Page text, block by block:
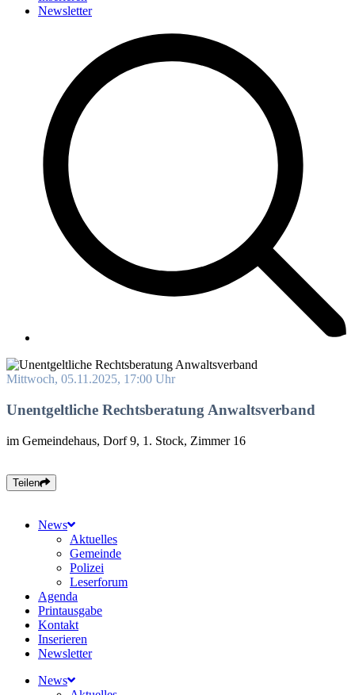
Newsletter
Mittwoch, 05.11.2025, 17:00 Uhr
Unentgeltliche Rechtsberatung Anwaltsverband
im Gemeindehaus, Dorf 9, 1. Stock, Zimmer 16
Teilen
News
Aktuelles
Gemeinde
Polizei
Leserforum
Agenda
Printausgabe
Kontakt
Inserieren
Newsletter
News